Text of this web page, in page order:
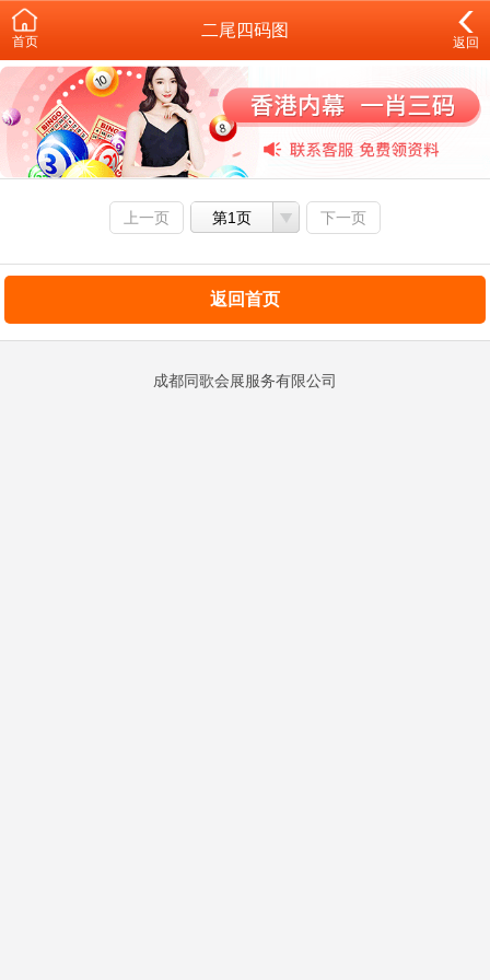
首页
二尾四码图
返回
上一页 第1页 下一页
返回首页
成都同歌会展服务有限公司